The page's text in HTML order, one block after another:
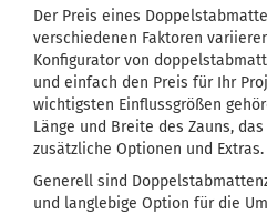
Der Preis eines
verschiedenen Faktoren
Konfigurator von
und einfach den Preis für Ihr
wichtigsten Einflussgrößen
Länge und Breite des Zauns,
zusätzliche Optionen und Extras.
Generell sind
und langlebige Option für die